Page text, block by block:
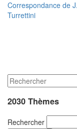
Correspondance de
Turrettini
2030 Thèmes
Rechercher